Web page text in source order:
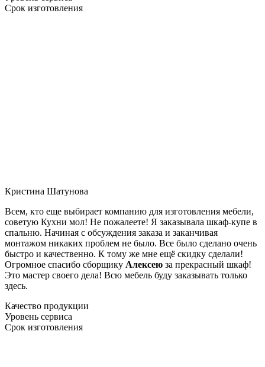
Срок изготовления
Кристина Шатунова
Всем, кто еще выбирает компанию для изготовления мебели,
советую Кухни мол! Не пожалеете! Я заказывала шкаф-купе в
спальню. Начиная с обсуждения заказа и заканчивая
монтажом никаких проблем не было. Все было сделано очень
быстро и качественно. К тому же мне ещё скидку сделали!
Огромное спасибо сборщику Алексею за прекрасный шкаф!
Это мастер своего дела! Всю мебель буду заказывать только
здесь.
Качество продукции
Уровень сервиса
Срок изготовления